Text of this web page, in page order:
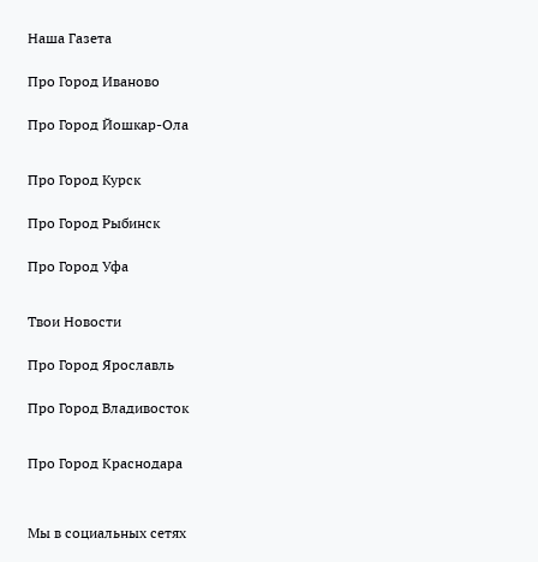
Наша Газета
Про Город Иваново
Про Город Йошкар-Ола
Про Город Курск
Про Город Рыбинск
Про Город Уфа
Твои Новости
Про Город Ярославль
Про Город Владивосток
Про Город Краснодара
Мы в социальных сетях